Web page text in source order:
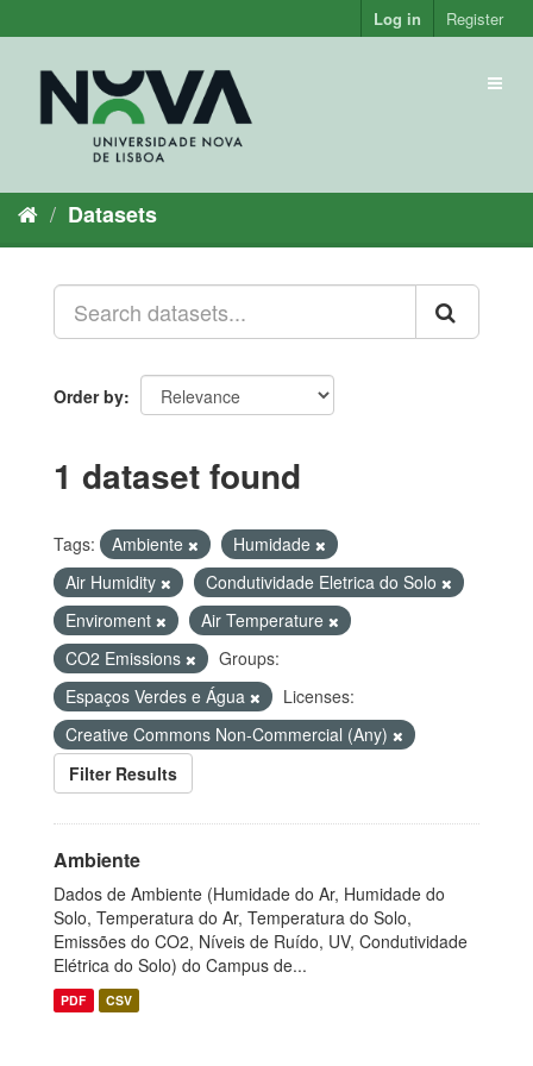
to
Log in Register
Datasets
Order by
1 dataset found
Tags: Ambiente
Humidade
Air Humidity
Condutividade Eletrica do Solo
Enviroment
Air Temperature
CO2 Emissions
Groups:
Espaços Verdes e Água
Licenses:
Creative Commons Non-Commercial (Any)
Filter Results
Ambiente
Dados de Ambiente (Humidade do Ar, Humidade do
Solo, Temperatura do Ar, Temperatura do Solo,
Emissões do CO2, Níveis de Ruído, UV, Condutividade
Elétrica do Solo) do Campus de...
PDF CSV